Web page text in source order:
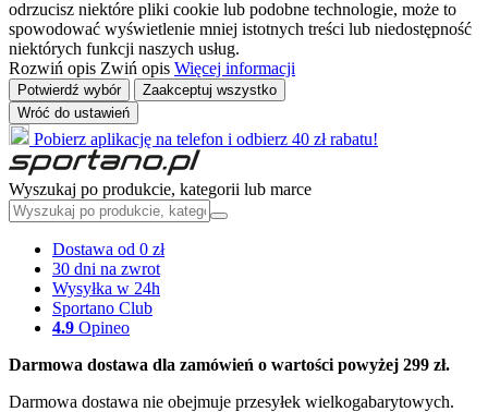
odrzucisz niektóre pliki cookie lub podobne technologie, może to
spowodować wyświetlenie mniej istotnych treści lub niedostępność
niektórych funkcji naszych usług.
Rozwiń opis Zwiń opis Więcej informacji
Potwierdź wybór
Zaakceptuj wszystko
Wróć do ustawień
Pobierz aplikację na telefon i odbierz 40 zł rabatu!
Wyszukaj po produkcie, kategorii lub marce
Dostawa od 0 zł
30 dni na zwrot
Wysyłka w 24h
Sportano Club
4.9 Opineo
Darmowa dostawa dla zamówień o wartości powyżej 299 zł.
Darmowa dostawa nie obejmuje przesyłek wielkogabarytowych.